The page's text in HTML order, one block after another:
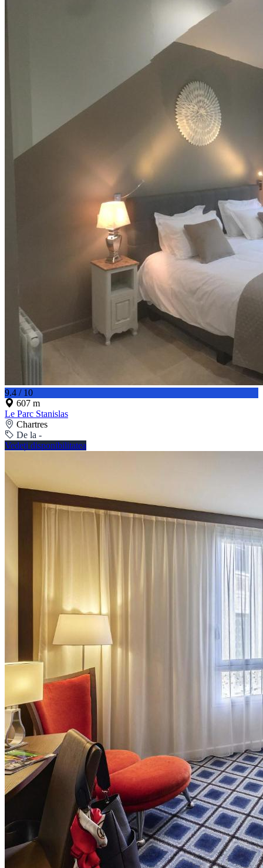
9.4 / 10
607 m
Le Parc Stanislas
Chartres
De la -
Vedeți disponibilitatea